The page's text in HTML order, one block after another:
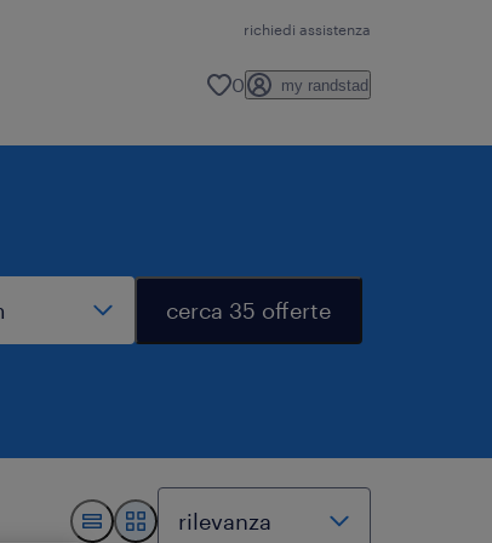
richiedi assistenza
0 my randstad
cerca 35 offerte